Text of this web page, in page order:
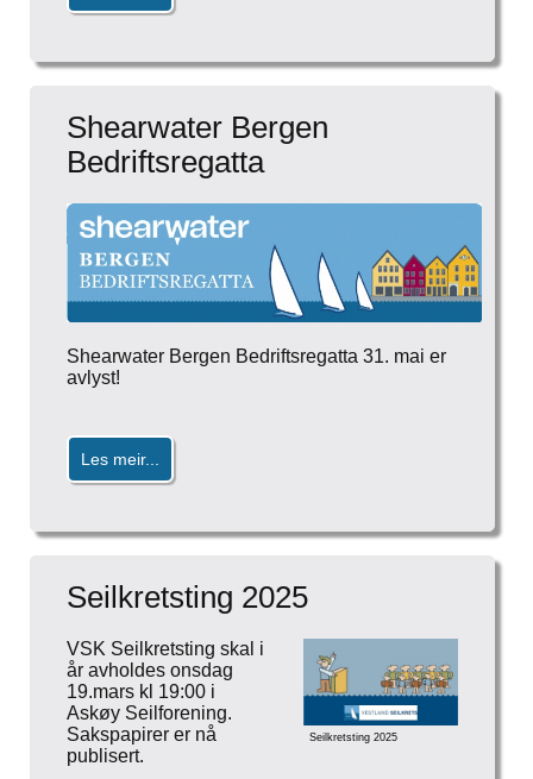
Shearwater Bergen
Bedriftsregatta
Shearwater Bergen Bedriftsregatta 31. mai er
avlyst!
Les meir...
Seilkretsting 2025
Seilkretsting 2025
VSK Seilkretsting skal i
år avholdes onsdag
19.mars kl 19:00 i
Askøy Seilforening.
Sakspapirer er nå
publisert.